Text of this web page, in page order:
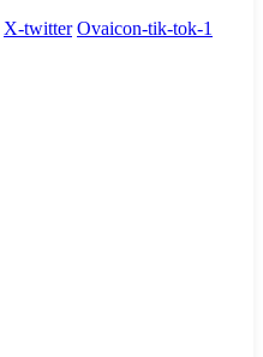
X-twitter Ovaicon-tik-tok-1